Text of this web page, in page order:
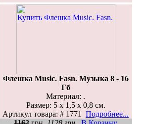
Флешка Music. Fasn. Музыка 8 - 16
Гб
Материал: .
Размер: 5 х 1,5 х 0,8 см.
Артикул товара: # 1771 Подробнее...